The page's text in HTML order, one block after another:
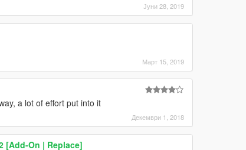
Јуни 28, 2019
Март 15, 2019
a lot of effort put into it
Декември 1, 2018
[Add-On | Replace]